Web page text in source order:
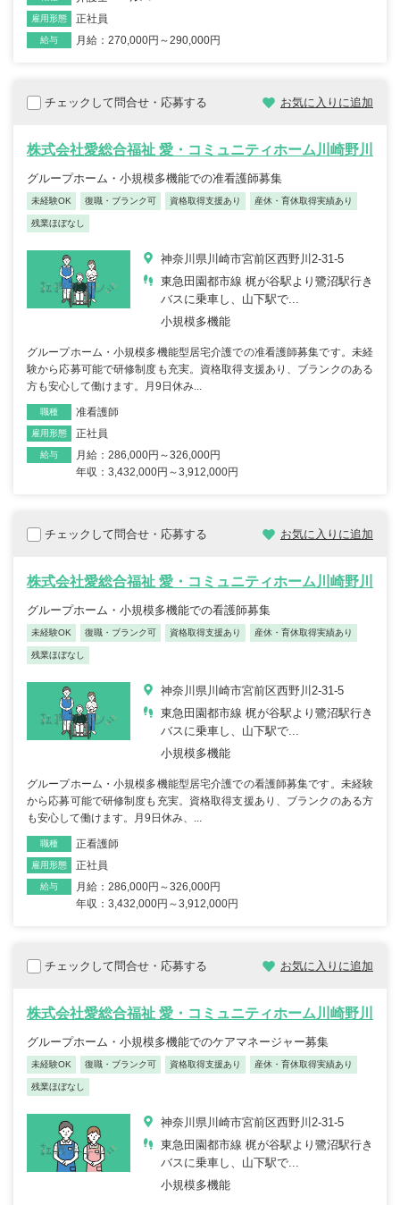
雇用形態 正社員
給与 月給：270,000円～290,000円
チェックして問合せ・応募する お気に入りに追加
株式会社愛総合福祉 愛・コミュニティホーム川崎野川
グループホーム・小規模多機能での准看護師募集
未経験OK 復職・ブランク可 資格取得支援あり 産休・育休取得実績あり
残業ほぼなし
神奈川県川崎市宮前区西野川2-31-5
東急田園都市線 梶が谷駅より鷺沼駅行き
バスに乗車し、山下駅で...
小規模多機能
グループホーム・小規模多機能型居宅介護での准看護師募集です。未経
験から応募可能で研修制度も充実。資格取得支援あり、ブランクのある
方も安心して働けます。月9日休み...
職種 准看護師
雇用形態 正社員
給与
月給：286,000円～326,000円
年収：3,432,000円～3,912,000円
チェックして問合せ・応募する お気に入りに追加
株式会社愛総合福祉 愛・コミュニティホーム川崎野川
グループホーム・小規模多機能での看護師募集
未経験OK 復職・ブランク可 資格取得支援あり 産休・育休取得実績あり
残業ほぼなし
神奈川県川崎市宮前区西野川2-31-5
東急田園都市線 梶が谷駅より鷺沼駅行き
バスに乗車し、山下駅で...
小規模多機能
グループホーム・小規模多機能型居宅介護での看護師募集です。未経験
から応募可能で研修制度も充実。資格取得支援あり、ブランクのある方
も安心して働けます。月9日休み、...
職種 正看護師
雇用形態 正社員
給与
月給：286,000円～326,000円
年収：3,432,000円～3,912,000円
チェックして問合せ・応募する お気に入りに追加
株式会社愛総合福祉 愛・コミュニティホーム川崎野川
グループホーム・小規模多機能でのケアマネージャー募集
未経験OK 復職・ブランク可 資格取得支援あり 産休・育休取得実績あり
残業ほぼなし
神奈川県川崎市宮前区西野川2-31-5
東急田園都市線 梶が谷駅より鷺沼駅行き
バスに乗車し、山下駅で...
小規模多機能